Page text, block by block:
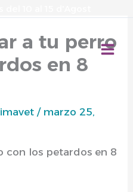
a tu perro
en 8
/ marzo 25,
con los petardos en 8